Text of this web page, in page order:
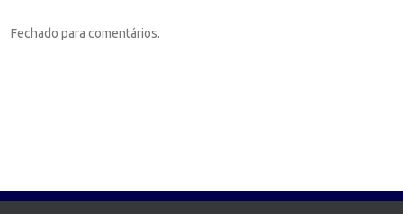
Fechado para comentários.